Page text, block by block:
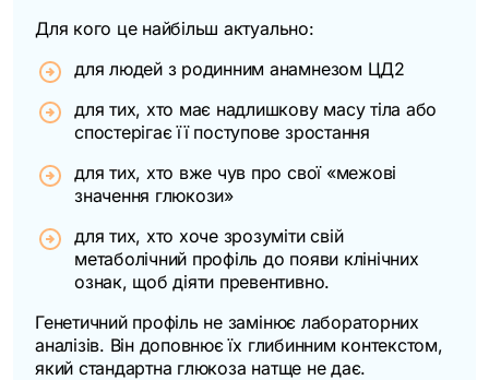
Для кого це найбільш актуально:
для людей з родинним анамнезом ЦД2
для тих, хто має надлишкову масу тіла або
спостерігає її поступове зростання
для тих, хто вже чув про свої «межові
значення глюкози»
для тих, хто хоче зрозуміти свій
метаболічний профіль до появи клінічних
ознак, щоб діяти превентивно.
Генетичний профіль не замінює лабораторних
аналізів. Він доповнює їх глибинним контекстом,
який стандартна глюкоза натще не дає.